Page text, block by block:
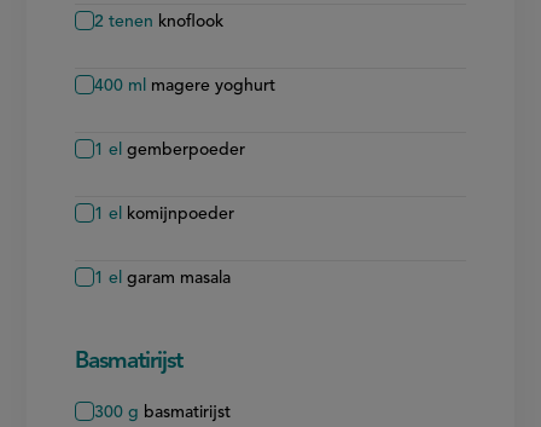
2 tenen knoflook
400 ml magere yoghurt
1 el gemberpoeder
1 el komijnpoeder
1 el garam masala
Basmatirijst
300 g basmatirijst